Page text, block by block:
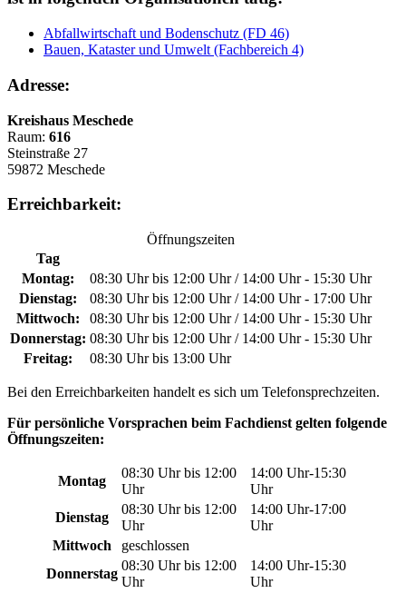
Abfallwirtschaft und Bodenschutz (FD 46)
Bauen, Kataster und Umwelt (Fachbereich 4)
Adresse:
Kreishaus Meschede
Raum: 616
Steinstraße 27
59872 Meschede
Erreichbarkeit:
Öffnungszeiten
Tag
Montag:
08:30 Uhr bis 12:00 Uhr / 14:00 Uhr - 15:30 Uhr
Dienstag:
08:30 Uhr bis 12:00 Uhr / 14:00 Uhr - 17:00 Uhr
Mittwoch:
08:30 Uhr bis 12:00 Uhr / 14:00 Uhr - 15:30 Uhr
Donnerstag: 08:30 Uhr bis 12:00 Uhr / 14:00 Uhr - 15:30 Uhr
Freitag:
08:30 Uhr bis 13:00 Uhr
Bei den Erreichbarkeiten handelt es sich um Telefonsprechzeiten.
Für persönliche Vorsprachen beim Fachdienst gelten folgende
Öffnungszeiten:
Montag
08:30 Uhr bis 12:00
Uhr
14:00 Uhr-15:30
Uhr
Dienstag
08:30 Uhr bis 12:00
Uhr
14:00 Uhr-17:00
Uhr
Mittwoch
geschlossen
Donnerstag
08:30 Uhr bis 12:00
Uhr
14:00 Uhr-15:30
Uhr